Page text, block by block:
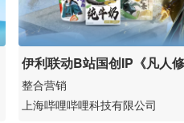
伊利联动B站国创IP《凡人
利成功破壁晋升成为修仙搭子
整合营销
上海哔哩哔哩科技有限公司